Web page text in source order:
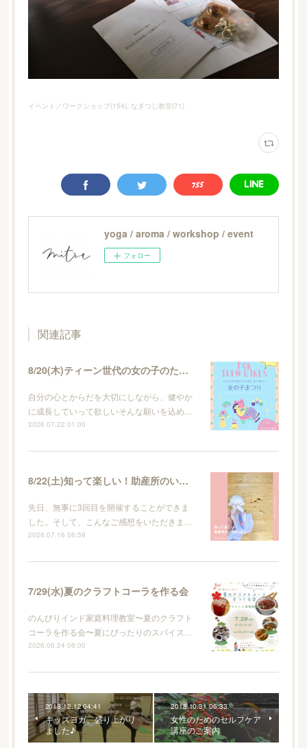
イベント／ワークショップ(154) なぎつじ教室(71)
yoga / aroma / workshop / event
フォロー
関連記事
8/20(木)ティーン世代の女の子のためのイベント・女の子まつり
自分の心とからだを大切にしながら、健やか
に成長していって欲しいそんな願いを込め…
2026.07.22 01:00
8/22(土)知って楽しい！助産所のいろはvol.4
先日、無事に3回目を開催することができま
した。そして、こんなご感想をいただきま…
2026.07.16 06:59
7/29(水)夏のクラフトコーラを作る会
のんびりインド家庭料理教室〜夏のクラフト
コーラを作る会〜夏にぴったりのスパイス…
2026.06.24 06:00
2018.12.12 04:41
キッズヨガ、盛り上がり
ました♪
2018.10.31 06:33
女性のためのセルフケア
講座のご案内